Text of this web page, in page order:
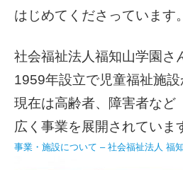
はじめてくださっています。
社会福祉法人福知山学園さ
1959年設立で児童福祉施設
現在は高齢者、障害者など
広く事業を展開されていま
事業・施設について – 社会福祉法人 福